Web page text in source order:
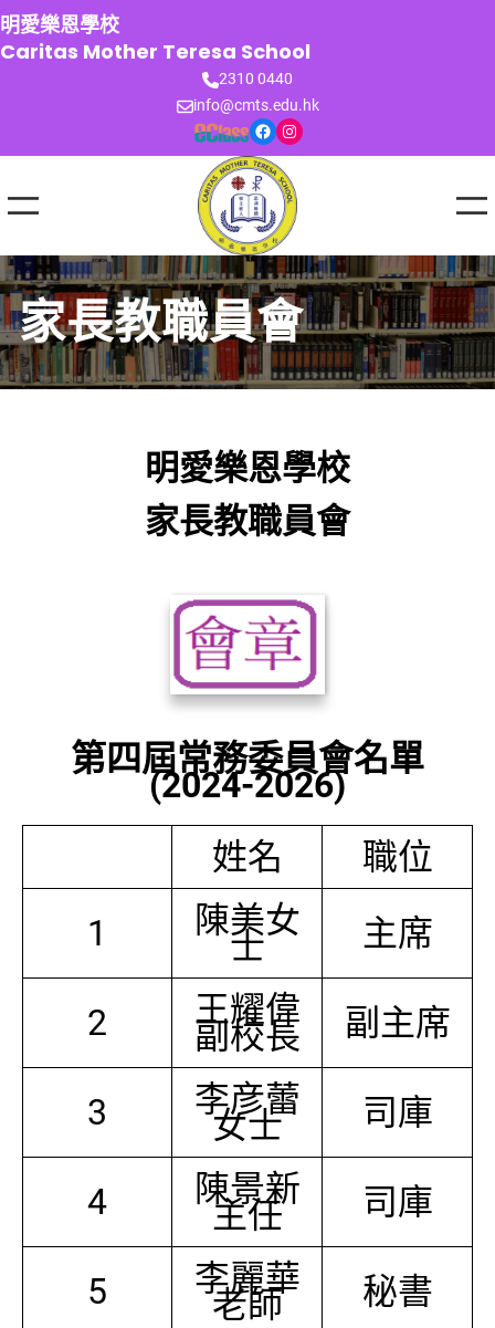
跳
至
主
明愛樂恩學校
Caritas Mother Teresa School
2310 0440
info@cmts.edu.hk
Facebook Instagram
家長教職員會
明愛樂恩學校
家長教職員會
第四屆常務委員會名單
(2024-2026)
姓名
職位
1
陳美女
士 主席
2 王耀偉
副校長 副主席
3 李彦蕾
女士 司庫
4 陳景新
主任 司庫
5 李麗華
老師 秘書